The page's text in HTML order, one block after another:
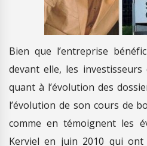
Bien que l’entreprise
devant elle, les
quant à l’évolution des
l’évolution de son cours de
comme en témoignent les
Kerviel en juin 2010 qui